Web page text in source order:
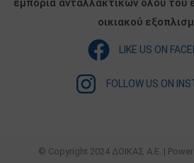
εμπορία ανταλλακτικών όλου του
οικιακού
LIKE US ON
FOLLOW US ON
© Copyright 2024 ΔΟΙΚΑΣ Α.Ε. |